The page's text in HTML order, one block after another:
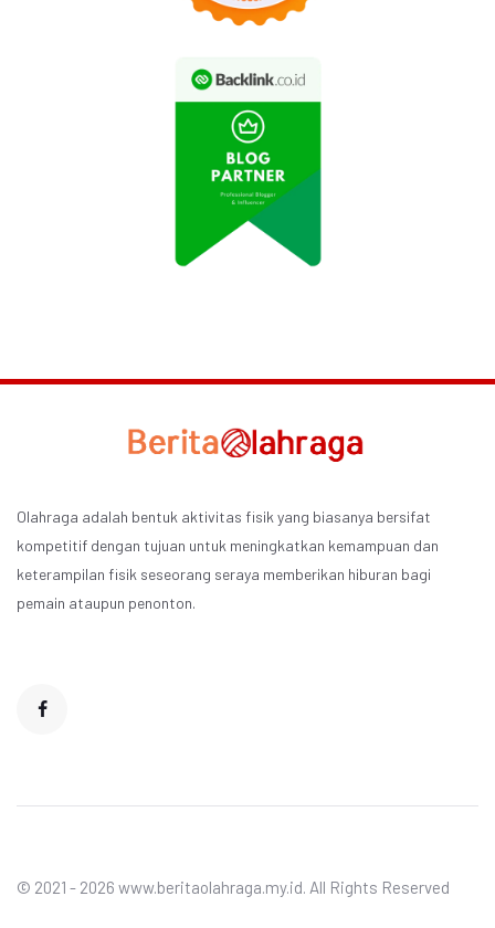
Olahraga adalah bentuk aktivitas fisik yang biasanya bersifat
kompetitif dengan tujuan untuk meningkatkan kemampuan dan
keterampilan fisik seseorang seraya memberikan hiburan bagi
pemain ataupun penonton.
© 2021 - 2026 www.beritaolahraga.my.id. All Rights Reserved